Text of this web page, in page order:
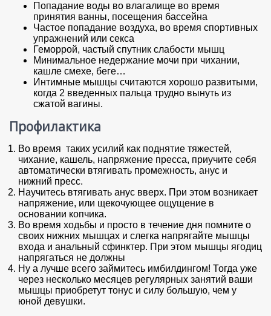
Попадание воды во влагалище во время
принятия ванны, посещения бассейна
Частое попадание воздуха, во время спортивных
упражнений или секса
Геморрой, частый спутник слабости мышц
Минимальное недержание мочи при чихании,
кашле смехе, беге…
Интимные мышцы считаются хорошо развитыми,
когда 2 введенных пальца трудно вынуть из
сжатой вагины.
Профилактика
Во время таких усилий как поднятие тяжестей,
чихание, кашель, напряжение пресса, приучите себя
автоматически втягивать промежность, анус и
нижний пресс.
Научитесь втягивать анус вверх. При этом возникает
напряжение, или щекочующее ощущение в
основании копчика.
Во время ходьбы и просто в течение дня помните о
своих нижних мышцах и слегка напрягайте мышцы
входа и анальный сфинктер. При этом мышцы ягодиц
напрягаться не должны
Ну а лучше всего займитесь имбилдингом! Тогда уже
через несколько месяцев регулярных занятий ваши
мышцы приобретут тонус и силу большую, чем у
юной девушки.